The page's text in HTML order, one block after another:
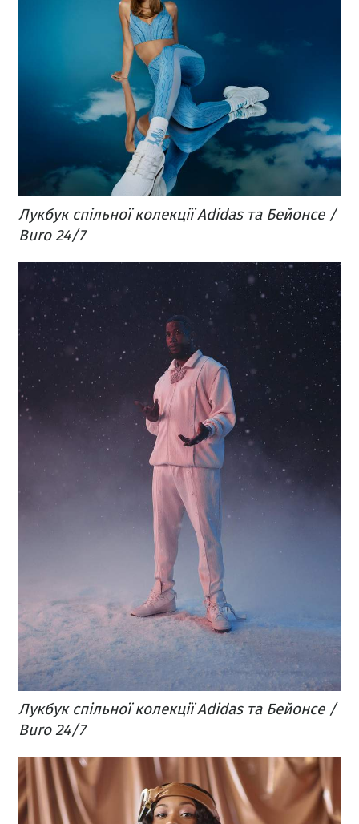
Лукбук спільної колекції Adidas та Бейонсе /
Buro 24/7
Лукбук спільної колекції Adidas та Бейонсе /
Buro 24/7